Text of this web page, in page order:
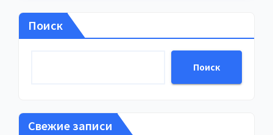
Поиск
Поиск
Свежие записи